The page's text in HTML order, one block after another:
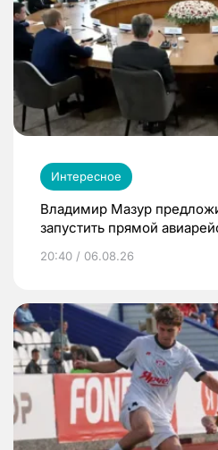
Интересное
Владимир Мазур
запустить прямой
20:40 / 06.08.26